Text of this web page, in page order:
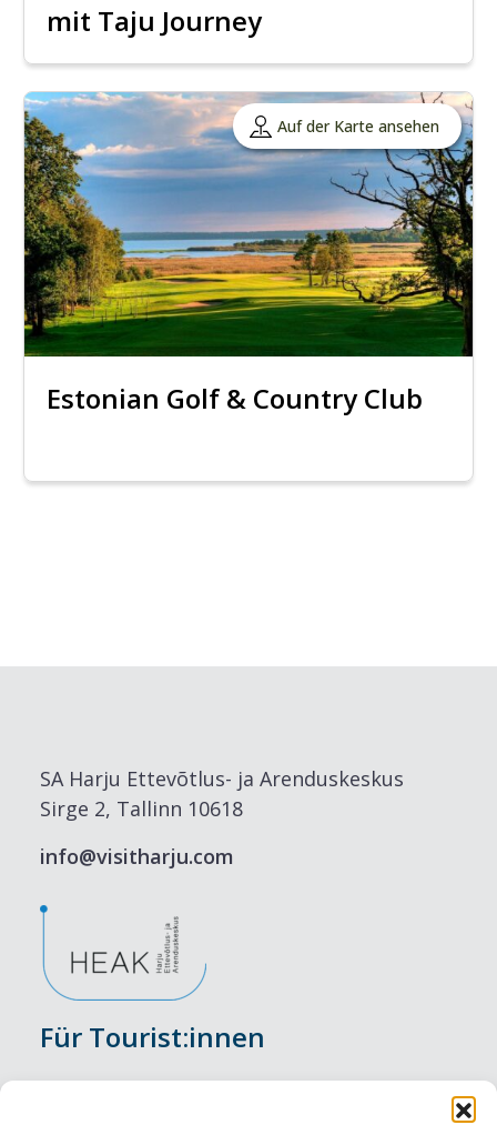
mit Taju Journey
Auf der Karte ansehen
Estonian Golf & Country Club
SA Harju Ettevõtlus- ja Arenduskeskus
Sirge 2, Tallinn 10618
info@visitharju.com
Für Tourist:innen